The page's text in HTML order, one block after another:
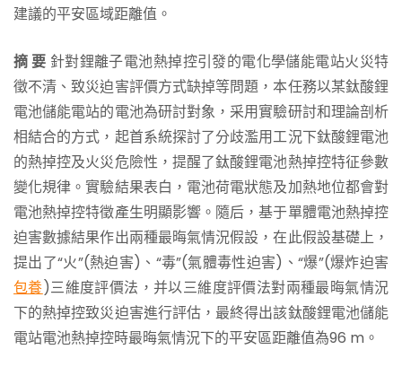
建議的平安區域距離值。
摘 要 針對鋰離子電池熱掉控引發的電化學儲能電站火災特
徵不清、致災迫害評價方式缺掉等問題，本任務以某鈦酸鋰
電池儲能電站的電池為研討對象，采用實驗研討和理論剖析
相結合的方式，起首系統探討了分歧濫用工況下鈦酸鋰電池
的熱掉控及火災危險性，提醒了鈦酸鋰電池熱掉控特征參數
變化規律。實驗結果表白，電池荷電狀態及加熱地位都會對
電池熱掉控特徵產生明顯影響。隨后，基于單體電池熱掉控
迫害數據結果作出兩種最晦氣情況假設，在此假設基礎上，
提出了“火”(熱迫害)、“毒”(氣體毒性迫害)、“爆”(爆炸迫害
包養)三維度評價法，并以三維度評價法對兩種最晦氣情況
下的熱掉控致災迫害進行評估，最終得出該鈦酸鋰電池儲能
電站電池熱掉控時最晦氣情況下的平安區距離值為96 m。